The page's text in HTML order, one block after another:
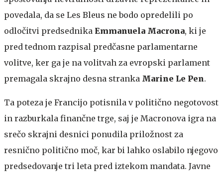
povedala, da se Les Bleus ne bodo opredelili po
odločitvi predsednika Emmanuela Macrona, ki je
pred tednom razpisal predčasne parlamentarne
volitve, ker ga je na volitvah za evropski parlament
premagala skrajno desna stranka Marine Le Pen.
Ta poteza je Francijo potisnila v politično negotovost
in razburkala finančne trge, saj je Macronova igra na
srečo skrajni desnici ponudila priložnost za
resnično politično moč, kar bi lahko oslabilo njegovo
predsedovanje tri leta pred iztekom mandata. Javne